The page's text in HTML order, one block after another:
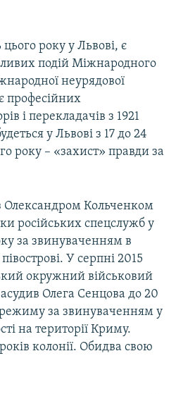
року у Львові, є
подій Міжнародного
неурядової
професійних
і перекладачів з 1921
у Львові з 17 до 24
року – «захист» правди за
Олександром Кольченком
російських спецслужб у
за звинуваченням в
У серпні 2015
окружний військовий
Олега Сенцова до 20
режиму за звинуваченням у
на території Криму.
колонії. Обидва свою